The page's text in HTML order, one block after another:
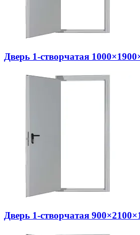
Дверь 1-створчатая
Дверь 1-створчатая